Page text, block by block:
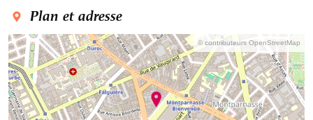
Plan et adresse
© contributeurs OpenStreetMap